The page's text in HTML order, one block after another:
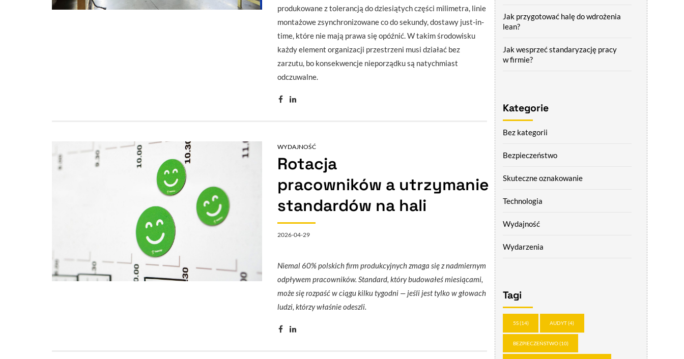
produkowane z tolerancją do dziesiątych części milimetra, linie
montażowe zsynchronizowane co do sekundy, dostawy just-in-
time, które nie mają prawa się opóźnić. W takim środowisku
każdy element organizacji przestrzeni musi działać bez
zarzutu, bo konsekwencje nieporządku są natychmiast
odczuwalne.
WYDAJNOŚĆ
Rotacja
pracowników a utrzymanie
standardów na hali
2026-04-29
Niemal 60% polskich firm produkcyjnych zmaga się z nadmiernym
odpływem pracowników. Standard, który budowałeś miesiącami,
może się rozpaść w ciągu kilku tygodni — jeśli jest tylko w głowach
ludzi, którzy właśnie odeszli.
Jak przygotować halę do wdrożenia
lean?
Jak wesprzeć standaryzację pracy
w firmie?
Kategorie
Bez kategorii
Bezpieczeństwo
Skuteczne oznakowanie
Technologia
Wydajność
Wydarzenia
Tagi
5S(14) AUDYT(4)
BEZPIECZEŃSTWO(10)